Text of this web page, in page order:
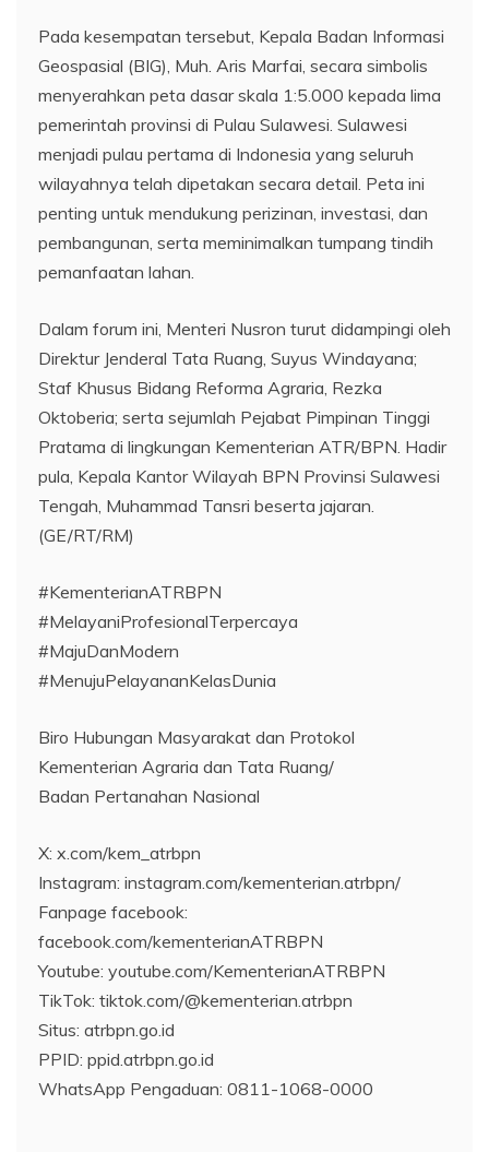
Pada kesempatan tersebut, Kepala Badan Informasi
Geospasial (BIG), Muh. Aris Marfai, secara simbolis
menyerahkan peta dasar skala 1:5.000 kepada lima
pemerintah provinsi di Pulau Sulawesi. Sulawesi
menjadi pulau pertama di Indonesia yang seluruh
wilayahnya telah dipetakan secara detail. Peta ini
penting untuk mendukung perizinan, investasi, dan
pembangunan, serta meminimalkan tumpang tindih
pemanfaatan lahan.
Dalam forum ini, Menteri Nusron turut didampingi oleh
Direktur Jenderal Tata Ruang, Suyus Windayana;
Staf Khusus Bidang Reforma Agraria, Rezka
Oktoberia; serta sejumlah Pejabat Pimpinan Tinggi
Pratama di lingkungan Kementerian ATR/BPN. Hadir
pula, Kepala Kantor Wilayah BPN Provinsi Sulawesi
Tengah, Muhammad Tansri beserta jajaran.
(GE/RT/RM)
#KementerianATRBPN
#MelayaniProfesionalTerpercaya
#MajuDanModern
#MenujuPelayananKelasDunia
Biro Hubungan Masyarakat dan Protokol
Kementerian Agraria dan Tata Ruang/
Badan Pertanahan Nasional
X: x.com/kem_atrbpn
Instagram: instagram.com/kementerian.atrbpn/
Fanpage facebook:
facebook.com/kementerianATRBPN
Youtube: youtube.com/KementerianATRBPN
TikTok: tiktok.com/@kementerian.atrbpn
Situs: atrbpn.go.id
PPID: ppid.atrbpn.go.id
WhatsApp Pengaduan: 0811-1068-0000